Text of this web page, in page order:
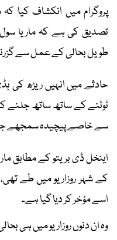
پروگرام میں انکشاف کیا
تصدیق کی ہے کہ ماریا
طویل بحالی کے عمل سے
حادثے میں انہیں ریڑھ کی
ٹوٹنے کے ساتھ ساتھ جلنے
سے خاصے پیچیدہ سمجھے
کے شہر روزاریو میں طے
اسے مؤخر کر دیا گیا ہے۔
وہ ان دنوں روزاریو میں ہی